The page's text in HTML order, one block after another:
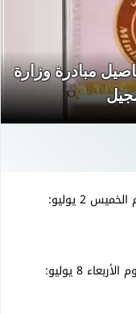
40 عامًا.. تفاصيل مبادرة وزارة
برج الثور.. حظك اليوم الخميس 2 يوليو:
برج الجدي.. حظك اليوم الأربعاء 8 يوليو: